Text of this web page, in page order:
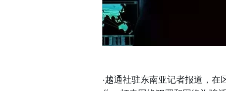
·越通社驻东南亚记者报道，